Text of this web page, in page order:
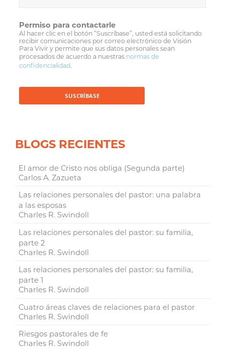
Permiso para contactarle
Al hacer clic en el botón “Suscríbase”, usted está solicitando
recibir comunicaciones por correo electrónico de Visión
Para Vivir y permite que sus datos personales sean
procesados de acuerdo a nuestras normas de
confidencialidad.
BLOGS RECIENTES
El amor de Cristo nos obliga (Segunda parte)
Carlos A. Zazueta
Las relaciones personales del pastor: una palabra
a las esposas
Charles R. Swindoll
Las relaciones personales del pastor: su familia,
parte 2
Charles R. Swindoll
Las relaciones personales del pastor: su familia,
parte 1
Charles R. Swindoll
Cuatro áreas claves de relaciones para el pastor
Charles R. Swindoll
Riesgos pastorales de fe
Charles R. Swindoll